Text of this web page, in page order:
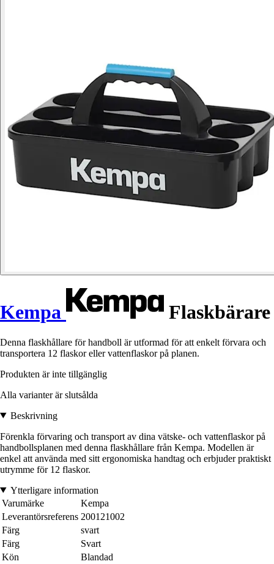
Kempa Flaskbärare
Denna flaskhållare för handboll är utformad för att enkelt förvara och
transportera 12 flaskor eller vattenflaskor på planen.
Produkten är inte tillgänglig
Alla varianter är slutsålda
Beskrivning
Förenkla förvaring och transport av dina vätske- och vattenflaskor på
handbollsplanen med denna flaskhållare från Kempa. Modellen är
enkel att använda med sitt ergonomiska handtag och erbjuder praktiskt
utrymme för 12 flaskor.
Ytterligare information
Varumärke
Kempa
Leverantörsreferens 200121002
Färg
svart
Färg
Svart
Kön
Blandad